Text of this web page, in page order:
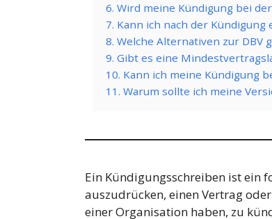
6. Wird meine Kündigung bei
7. Kann ich nach der
8. Welche Alternativen zur DBV
9. Gibt es eine
10. Kann ich meine Kündigung
11. Warum sollte ich meine
Ein Kündigungsschreiben ist ein
auszudrücken, einen Vertrag
einer Organisation haben, zu